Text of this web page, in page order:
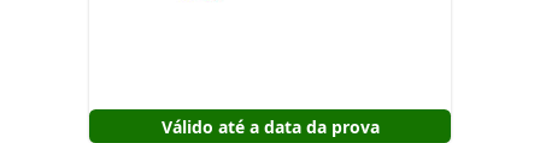
Válido até a data da prova